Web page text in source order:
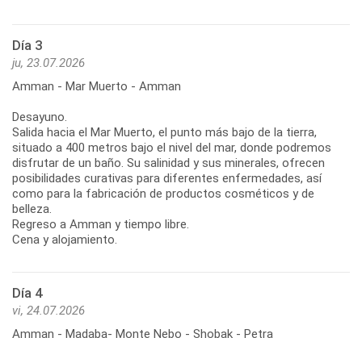
Día 3
ju, 23.07.2026
Amman - Mar Muerto - Amman
Desayuno.
Salida hacia el Mar Muerto, el punto más bajo de la tierra,
situado a 400 metros bajo el nivel del mar, donde podremos
disfrutar de un baño. Su salinidad y sus minerales, ofrecen
posibilidades curativas para diferentes enfermedades, así
como para la fabricación de productos cosméticos y de
belleza.
Regreso a Amman y tiempo libre.
Cena y alojamiento.
Día 4
vi, 24.07.2026
Amman - Madaba- Monte Nebo - Shobak - Petra